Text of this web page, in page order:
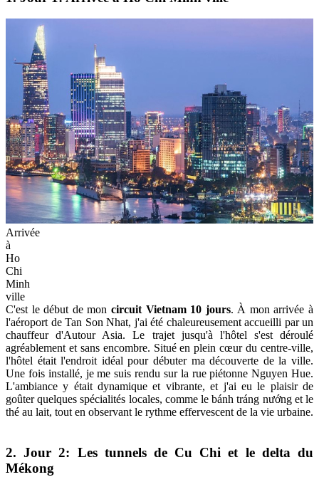
Arrivée
à
Ho
Chi
Minh
ville
C'est le début de mon circuit Vietnam 10 jours. À mon arrivée à
l'aéroport de Tan Son Nhat, j'ai été chaleureusement accueilli par un
chauffeur d'Autour Asia. Le trajet jusqu'à l'hôtel s'est déroulé
agréablement et sans encombre. Situé en plein cœur du centre-ville,
l'hôtel était l'endroit idéal pour débuter ma découverte de la ville.
Une fois installé, je me suis rendu sur la rue piétonne Nguyen Hue.
L'ambiance y était dynamique et vibrante, et j'ai eu le plaisir de
goûter quelques spécialités locales, comme le bánh tráng nướng et le
thé au lait, tout en observant le rythme effervescent de la vie urbaine.
2. Jour 2: Les tunnels de Cu Chi et le delta du
Mékong